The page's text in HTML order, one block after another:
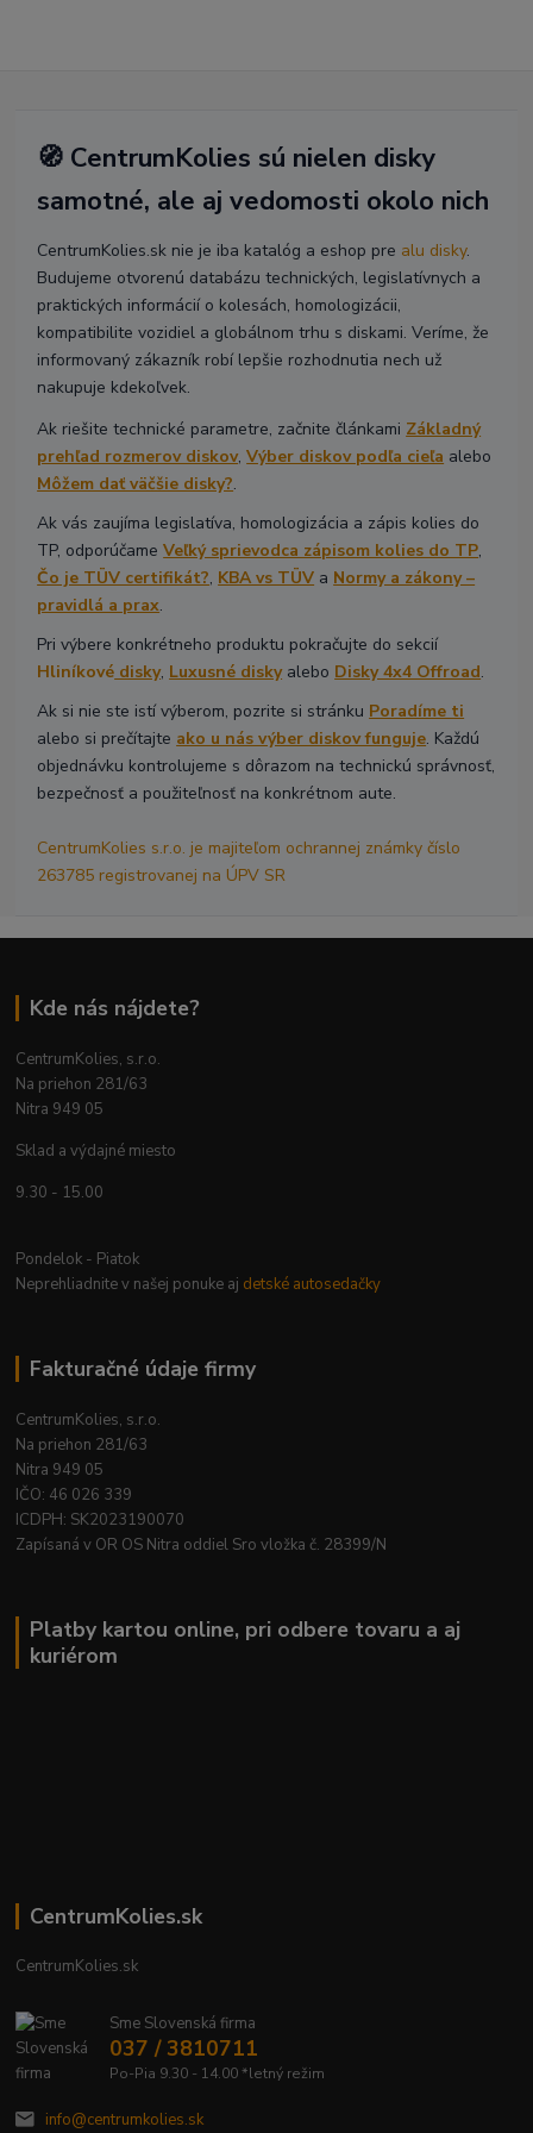
🧭 CentrumKolies sú nielen disky
samotné, ale aj vedomosti okolo nich
CentrumKolies.sk nie je iba katalóg a eshop pre alu disky.
Budujeme otvorenú databázu technických, legislatívnych a
praktických informácií o kolesách, homologizácii,
kompatibilite vozidiel a globálnom trhu s diskami. Veríme, že
informovaný zákazník robí lepšie rozhodnutia nech už
nakupuje kdekoľvek.
Ak riešite technické parametre, začnite článkami Základný
prehľad rozmerov diskov,Výber diskov podľa cieľa alebo
Môžem dať väčšie disky?.
Ak vás zaujíma legislatíva, homologizácia a zápis kolies do
TP, odporúčameVeľký sprievodca zápisom kolies do TP,
Čo je TÜV certifikát?, KBA vs TÜV a Normy a zákony –
pravidlá a prax.
Pri výbere konkrétneho produktu pokračujte do sekcií
Hliníkové disky, Luxusné diskyalebo Disky 4x4 Offroad.
Ak si nie ste istí výberom, pozrite si stránku Poradíme ti
alebo si prečítajte ako u nás výber diskov funguje. Každú
objednávku kontrolujeme s dôrazom na technickú správnosť,
bezpečnosť a použiteľnosť na konkrétnom aute.
CentrumKolies s.r.o. je majiteľom ochrannej známky číslo
263785 registrovanej na ÚPV SR
Kde nás nájdete?
CentrumKolies, s.r.o.
Na priehon 281/63
Nitra 949 05
Sklad a výdajné miesto
9.30 - 15.00
Pondelok - Piatok
Neprehliadnite v našej ponuke aj detské autosedačky
Fakturačné údaje firmy
CentrumKolies, s.r.o.
Na priehon 281/63
Nitra 949 05
IČO: 46 026 339
ICDPH: SK2023190070
Zapísaná v OR OS Nitra oddiel Sro vložka č. 28399/N
Platby kartou online, pri odbere tovaru a aj
kuriérom
CentrumKolies.sk
CentrumKolies.sk
Sme Slovenská firma
037 / 3810711
Po-Pia 9.30 - 14.00 *letný režim
info@centrumkolies.sk